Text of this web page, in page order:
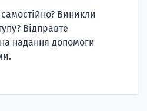
Виникли
Відправте
надання допомоги